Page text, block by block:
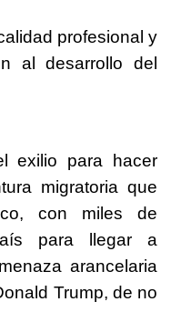
profesional y
al desarrollo del
exilio para hacer
migratoria que
con miles de
para llegar a
arancelaria
Trump, de no